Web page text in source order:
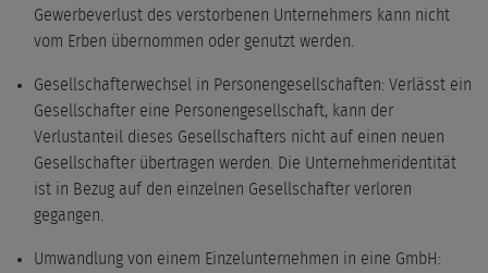
Gewerbeverlust des verstorbenen Unternehmers kann nicht
vom Erben übernommen oder genutzt werden.
Gesellschafterwechsel in Personengesellschaften: Verlässt ein
Gesellschafter eine Personengesellschaft, kann der
Verlustanteil dieses Gesellschafters nicht auf einen neuen
Gesellschafter übertragen werden. Die Unternehmeridentität
ist in Bezug auf den einzelnen Gesellschafter verloren
gegangen.
Umwandlung von einem Einzelunternehmen in eine GmbH: